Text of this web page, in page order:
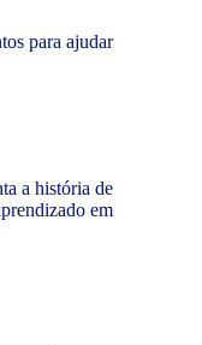
para ajudar
a história de
em